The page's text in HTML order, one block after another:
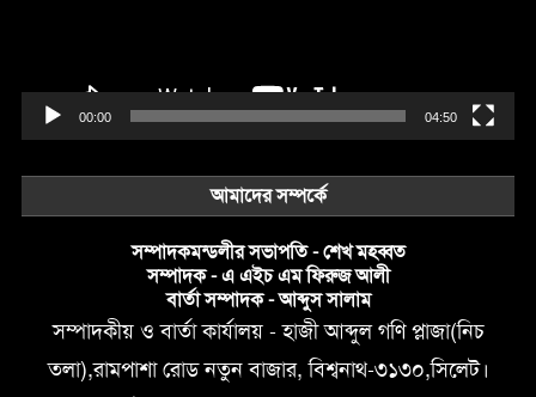
00:00 04:50
আমাদের সম্পর্কে
সম্পাদকমন্ডলীর সভাপতি - শেখ মহব্বত
সম্পাদক - এ এইচ এম ফিরুজ আলী
বার্তা সম্পাদক - আব্দুস সালাম
সম্পাদকীয় ও বার্তা কার্যালয় - হাজী আব্দুল গণি প্লাজা(নিচ
তলা),রামপাশা রোড নতুন বাজার, বিশ্বনাথ-৩১৩০,সিলেট।